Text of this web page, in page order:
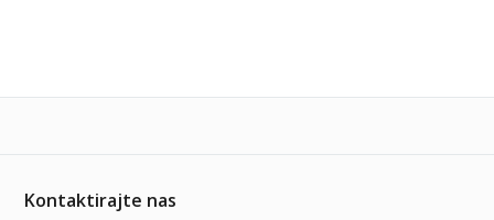
Kontaktirajte nas